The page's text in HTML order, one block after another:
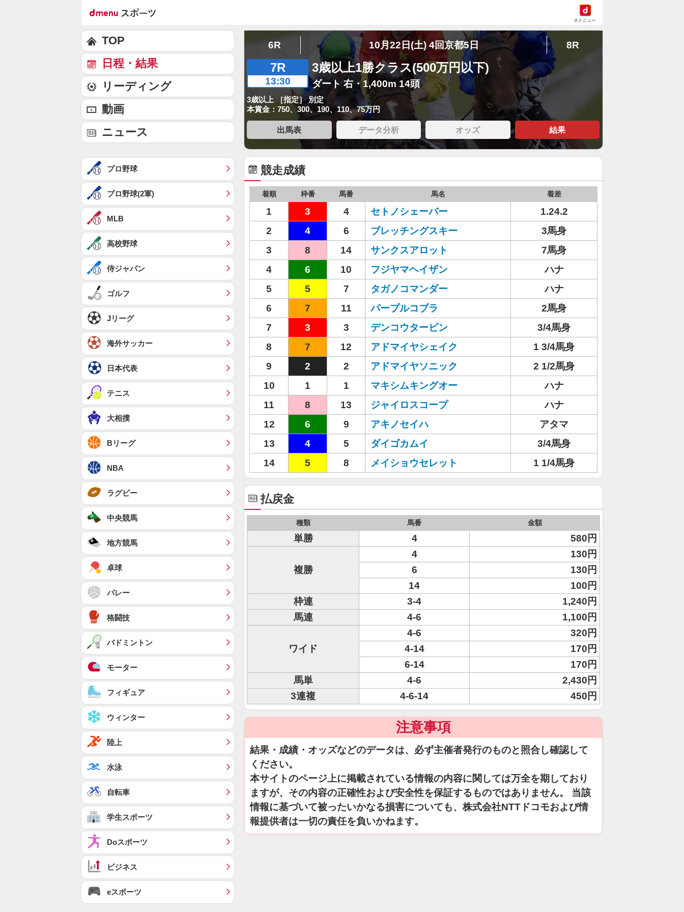
dメニュー
6R 10月22日(土) 4回京都5日 8R
7R
13:30
3歳以上1勝クラス(500万円以下)
ダート 右・1,400m 14頭
3歳以上 ［指定］ 別定
本賞金：750、300、190、110、75万円
出馬表 データ分析 オッズ 結果
競走成績
着順 枠番 馬番 馬名 着差
1 3 4 セトノシェーバー
1.24.2
2
4 6 ブレッチングスキー
3馬身
3
8 14 サンクスアロット
7馬身
4
6 10 フジヤマヘイザン
ハナ
5
5 7 タガノコマンダー
ハナ
6
7 11 パープルコブラ
2馬身
7
3 3 デンコウタービン
3/4馬身
8
7 12 アドマイヤシェイク
1 3/4馬身
9
2 2 アドマイヤソニック
2 1/2馬身
10
1 1 マキシムキングオー
ハナ
11
8 13 ジャイロスコープ
ハナ
12
6 9 アキノセイハ
アタマ
13
4 5 ダイゴカムイ
3/4馬身
14
5 8 メイショウセレット 1 1/4馬身
払戻金
種類 馬番 金額
単勝 4 580円
複勝
4
130円
6
130円
14
100円
枠連
3-4
1,240円
馬連
4-6 1,100円
ワイド
4-6
320円
4-14
170円
6-14
170円
馬単
4-6
2,430円
3連複
4-6-14 450円
注意事項
結果・成績・オッズなどのデータは、必ず主催者発行のものと照合し確認して
ください。
本サイトのページ上に掲載されている情報の内容に関しては万全を期しており
ますが、その内容の正確性および安全性を保証するものではありません。 当該
情報に基づいて被ったいかなる損害についても、株式会社NTTドコモおよび情
報提供者は一切の責任を負いかねます。
TOP
日程・結果
リーディング
動画
ニュース
プロ野球
プロ野球(2軍)
MLB
高校野球
侍ジャパン
ゴルフ
Jリーグ
海外サッカー
日本代表
テニス
大相撲
Bリーグ
NBA
ラグビー
中央競馬
地方競馬
卓球
バレー
格闘技
バドミントン
モーター
フィギュア
ウィンター
陸上
水泳
自転車
学生スポーツ
Doスポーツ
ビジネス
eスポーツ